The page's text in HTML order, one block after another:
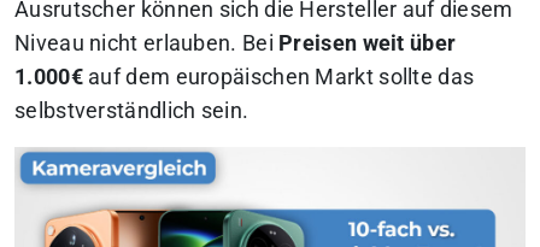
Ausrutscher können sich die Hersteller auf diesem
Niveau nicht erlauben. Bei Preisen weit über
1.000€auf dem europäischen Markt sollte das
selbstverständlich sein.